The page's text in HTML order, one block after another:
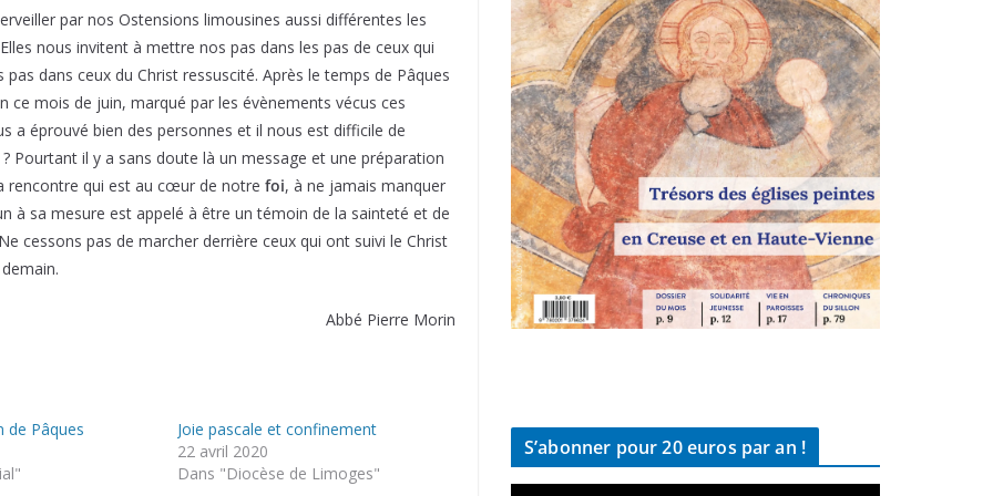
par nos Ostensions limousines aussi différentes les
nous invitent à mettre nos pas dans les pas de ceux qui
dans ceux du Christ ressuscité. Après le temps de Pâques
mois de juin, marqué par les évènements vécus ces
a éprouvé bien des personnes et il nous est difficile de
Pourtant il y a sans doute là un message et une préparation
rencontre qui est au cœur de notre foi, à ne jamais manquer
à sa mesure est appelé à être un témoin de la sainteté et de
cessons pas de marcher derrière ceux qui ont suivi le Christ
Abbé Pierre Morin
de Pâques
Joie pascale et confinement
22 avril 2020
Dans "Diocèse de Limoges"
S’abonner pour 20 euros par an !